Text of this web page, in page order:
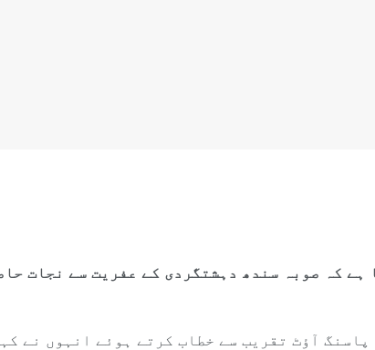
ہے کہ صوبہ سندھ دہشتگردی کے عفریت سے نجات
آؤٹ تقریب سے خطاب کرتے ہوئے انہوں نے